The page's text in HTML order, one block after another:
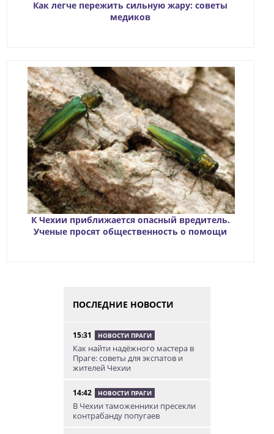
Как легче пережить сильную жару: советы
медиков
К Чехии приближается опасный вредитель.
Ученые просят общественность о помощи
ПОСЛЕДНИЕ НОВОСТИ
15:31 НОВОСТИ ПРАГИ
Как найти надёжного мастера в
Праге: советы для экспатов и
жителей Чехии
14:42 НОВОСТИ ПРАГИ
В Чехии таможенники пресекли
контрабанду попугаев